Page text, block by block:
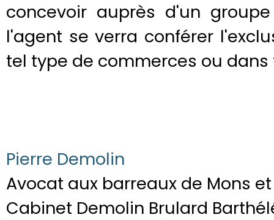
concevoir auprès d'un
l'agent se verra conférer
tel type de commerces ou
Pierre Demolin
Avocat aux barreaux de Mons
Cabinet Demolin Brulard